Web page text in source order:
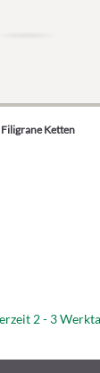
Filigrane Ketten
2 - 3